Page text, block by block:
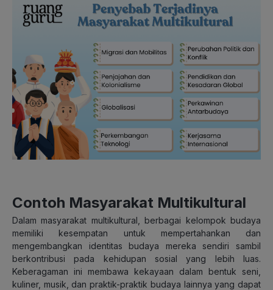
Contoh Masyarakat Multikultural
Dalam masyarakat multikultural, berbagai kelompok budaya
memiliki kesempatan untuk mempertahankan dan
mengembangkan identitas budaya mereka sendiri sambil
berkontribusi pada kehidupan sosial yang lebih luas.
Keberagaman ini membawa kekayaan dalam bentuk seni,
kuliner, musik, dan praktik-praktik budaya lainnya yang dapat